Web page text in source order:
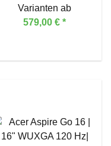
Varianten ab
579,00 € *